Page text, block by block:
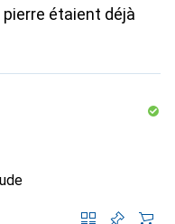
étaient déjà